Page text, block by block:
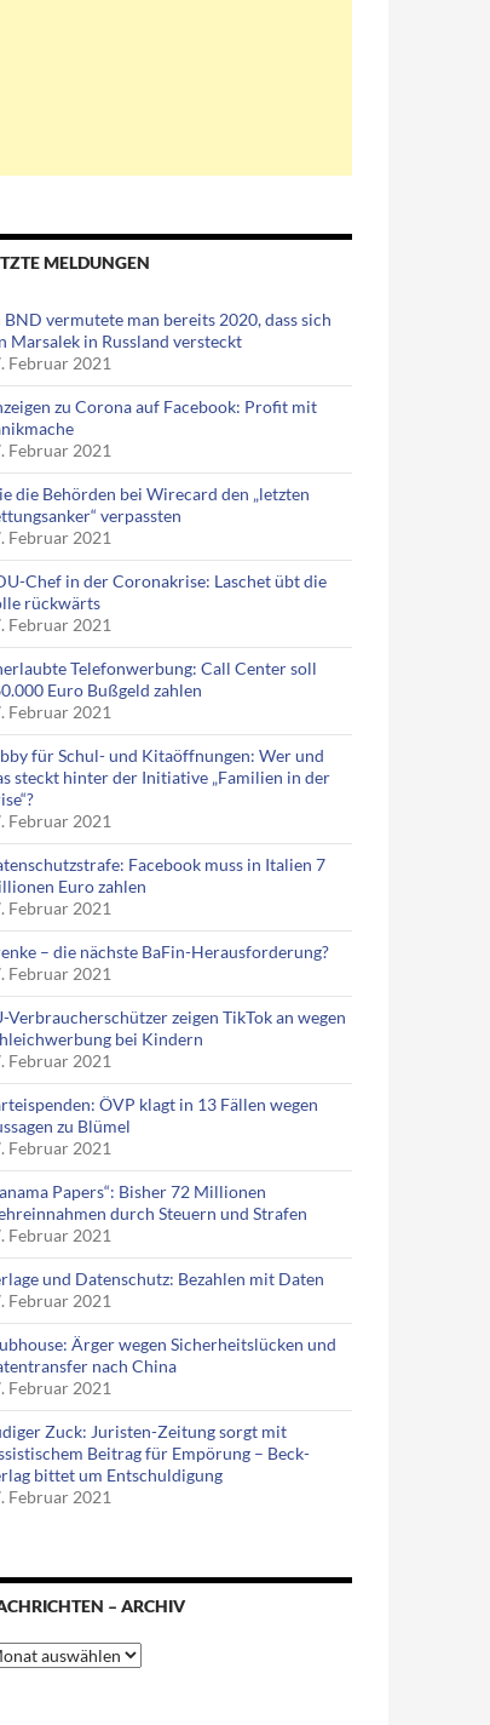
zwischen Guttenberg und Merkel?
MELDUNGEN
BND vermutete man bereits 2020, dass sich
Marsalek in Russland versteckt
Februar 2021
zu Corona auf Facebook: Profit mit
Februar 2021
die Behörden bei Wirecard den „letzten
verpassten
Februar 2021
Chef in der Coronakrise: Laschet übt die
rückwärts
Februar 2021
Telefonwerbung: Call Center soll
Euro Bußgeld zahlen
Februar 2021
für Schul- und Kitaöffnungen: Wer und
steckt hinter der Initiative „Familien in der
Februar 2021
Facebook muss in Italien 7
Euro zahlen
Februar 2021
– die nächste BaFin-Herausforderung?
Februar 2021
Verbraucherschützer zeigen TikTok an wegen
bei Kindern
Februar 2021
ÖVP klagt in 13 Fällen wegen
zu Blümel
Februar 2021
Papers“: Bisher 72 Millionen
durch Steuern und Strafen
Februar 2021
und Datenschutz: Bezahlen mit Daten
Februar 2021
Ärger wegen Sicherheitslücken und
nach China
Februar 2021
Zuck: Juristen-Zeitung sorgt mit
Beitrag für Empörung – Beck-
bittet um Entschuldigung
Februar 2021
– ARCHIV